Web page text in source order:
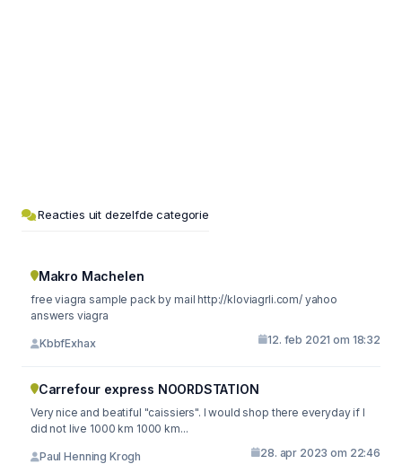
Reacties uit dezelfde categorie
Makro Machelen
free viagra sample pack by mail http://kloviagrli.com/ yahoo
answers viagra
KbbfExhax 12. feb 2021 om 18:32
Carrefour express NOORDSTATION
Very nice and beatiful "caissiers". I would shop there everyday if I
did not live 1000 km 1000 km...
Paul Henning Krogh 28. apr 2023 om 22:46